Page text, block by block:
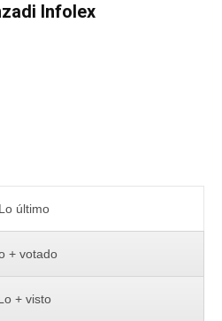
Infolex
Lo último
+ votado
+ visto